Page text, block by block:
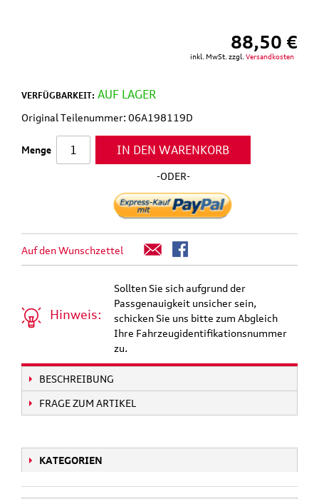
88,50 €
inkl. MwSt. zzgl. Versandkosten
VERFÜGBARKEIT: AUF LAGER
Original Teilenummer: 06A198119D
Menge IN DEN WARENKORB
-ODER-
Auf den Wunschzettel
Hinweis:
Sollten Sie sich aufgrund der
Passgenauigkeit unsicher sein,
schicken Sie uns bitte zum Abgleich
Ihre Fahrzeugidentifikationsnummer
zu.
BESCHREIBUNG
FRAGE ZUM ARTIKEL
KATEGORIEN